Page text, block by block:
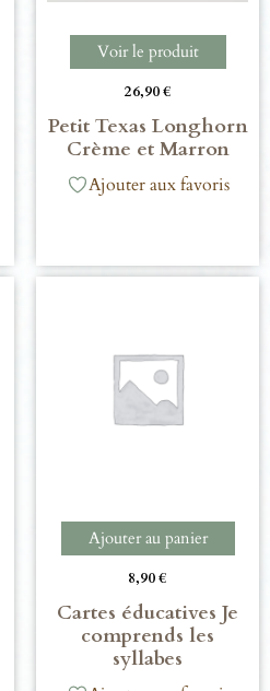
Voir le produit
26,90€
Petit Texas Longhorn
Crème et Marron
Ajouter aux favoris
Ajouter au panier
8,90€
Cartes éducatives Je
comprends les
syllabes